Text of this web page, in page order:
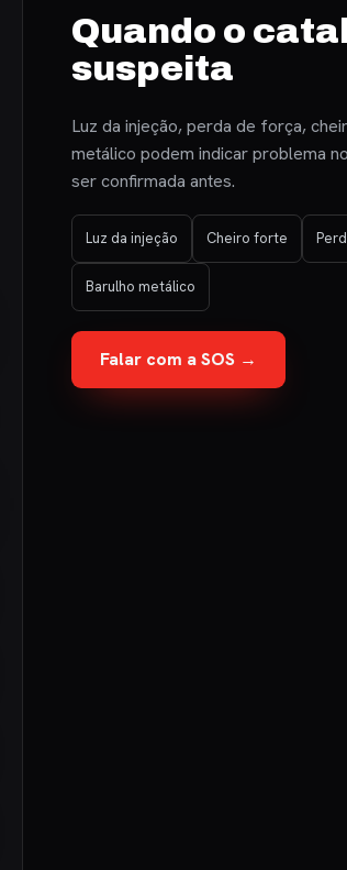
Quando o
suspeita
Luz da injeção, perda de força,
metálico podem indicar problema
ser confirmada antes.
Luz da injeção Cheiro forte
Barulho metálico
Falar com a SOS →